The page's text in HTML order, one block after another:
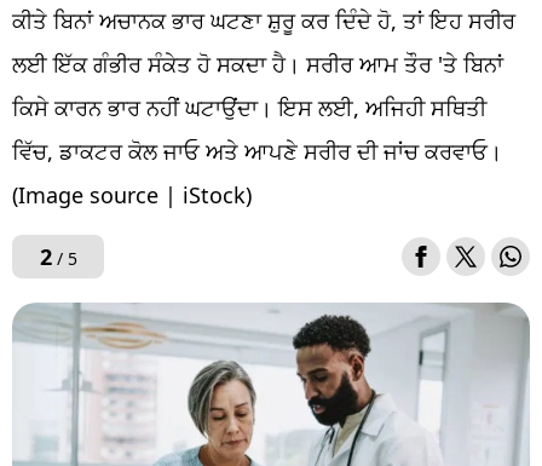
ਕੀਤੇ ਬਿਨਾਂ ਅਚਾਨਕ ਭਾਰ ਘਟਣਾ ਸ਼ੁਰੂ ਕਰ ਦਿੰਦੇ ਹੋ, ਤਾਂ ਇਹ ਸਰੀਰ
ਲਈ ਇੱਕ ਗੰਭੀਰ ਸੰਕੇਤ ਹੋ ਸਕਦਾ ਹੈ। ਸਰੀਰ ਆਮ ਤੌਰ 'ਤੇ ਬਿਨਾਂ
ਕਿਸੇ ਕਾਰਨ ਭਾਰ ਨਹੀਂ ਘਟਾਉਂਦਾ। ਇਸ ਲਈ, ਅਜਿਹੀ ਸਥਿਤੀ
ਵਿੱਚ, ਡਾਕਟਰ ਕੋਲ ਜਾਓ ਅਤੇ ਆਪਣੇ ਸਰੀਰ ਦੀ ਜਾਂਚ ਕਰਵਾਓ।
(Image source | iStock)
2/ 5